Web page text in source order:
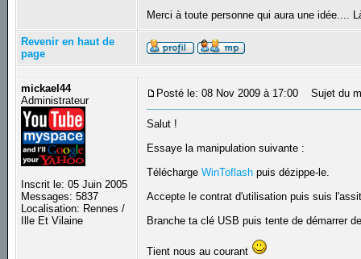
Merci à toute personne qui aura une idée....
Revenir en haut de
page
mickael44
Administrateur
Inscrit le: 05 Juin 2005
Messages: 5837
Localisation: Rennes /
Ille Et Vilaine
Posté le: 08 Nov 2009 à 17:00 Sujet du
Salut !
Essaye la manipulation suivante :
TéléchargeWinToflash puis dézippe-le.
Accepte le contrat d'utilisation puis suis
Branche ta clé USB puis tente de démarrer
Tient nous au courant